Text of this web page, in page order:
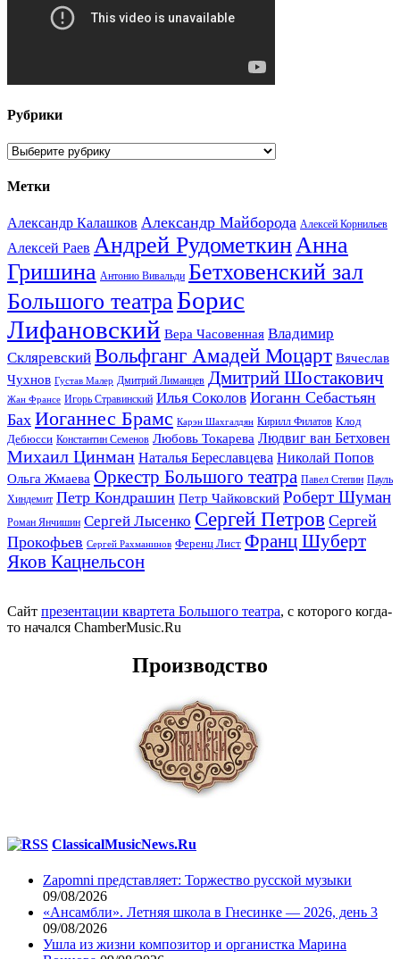
Рубрики
Рубрики
Метки
Александр Калашков Александр Майборода Алексей Корнильев
Алексей Раев Андрей РудометкинАнна
Гришина Антонио Вивальди Бетховенский зал
Большого театраБорис
Лифановский Вера Часовенная Владимир
Скляревский Вольфганг Амадей Моцарт Вячеслав
Чухнов Густав Малер Дмитрий Лиманцев Дмитрий Шостакович
Жан Франсе Игорь Стравинский Илья Соколов Иоганн Себастьян
Бах Иоганнес Брамс Карэн Шахгалдян Кирилл Филатов Клод
Дебюсси Константин Семенов Любовь Токарева Людвиг ван Бетховен
Михаил Цинман Наталья Береславцева Николай Попов
Ольга Жмаева Оркестр Большого театра Павел Степин Пауль
Хиндемит Петр Кондрашин Петр Чайковский Роберт Шуман
Роман Янчишин Сергей Лысенко Сергей Петров Сергей
Прокофьев Сергей Рахманинов Ференц Лист Франц Шуберт
Яков Кацнельсон
Сайт презентации квартета Большого театра, с которого когда-
то начался ChamberMusic.Ru
Производство
ClassicalMusicNews.Ru
Zapomni представляет: Торжество русской музыки
09/08/2026
«Ансамбли». Летняя школа в Гнесинке — 2026, день 3
09/08/2026
Ушла из жизни композитор и органистка Марина